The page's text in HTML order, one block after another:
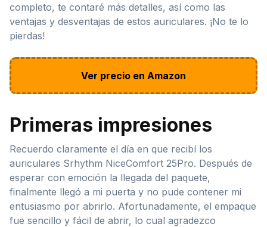
completo, te contaré más detalles, así como las
ventajas y desventajas de estos auriculares. ¡No te lo
pierdas!
Ver precio en Amazon
Primeras impresiones
Recuerdo claramente el día en que recibí los
auriculares Srhythm NiceComfort 25Pro. Después de
esperar con emoción la llegada del paquete,
finalmente llegó a mi puerta y no pude contener mi
entusiasmo por abrirlo. Afortunadamente, el empaque
fue sencillo y fácil de abrir, lo cual agradezco